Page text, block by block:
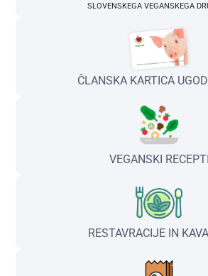
SLOVENSKEGA VEGANSKEGA
ČLANSKA KARTICA
VEGANSKI RECEPTI
RESTAVRACIJE IN